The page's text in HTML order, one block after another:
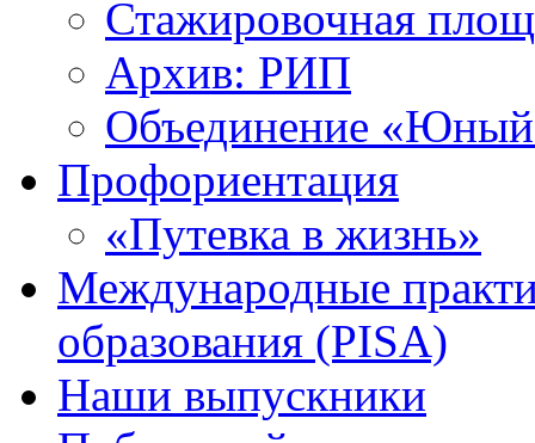
Стажировочная
Архив: РИП
Объединение «Юный
Профориентация
«Путевка в жизнь»
Международные
образования (PISA)
Наши выпускники